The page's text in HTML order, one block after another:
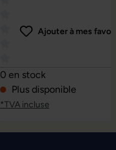
Note moyenne de 0 sur 5
Ajouter à mes
0 en stock
Plus disponible
*TVA incluse